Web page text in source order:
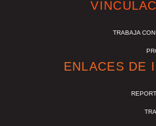
TRABAJA
ENLACES DE